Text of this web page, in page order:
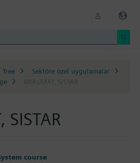
Sektöre özel uygulamalar
BRAUMAT, SISTAR
SISTAR
course